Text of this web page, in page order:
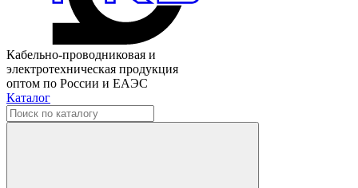
Кабельно-проводниковая и
электротехническая продукция
оптом по России и ЕАЭС
Каталог